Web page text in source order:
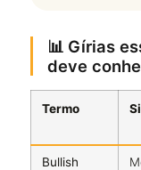
📊 Gírias
deve
Termo
Bullish